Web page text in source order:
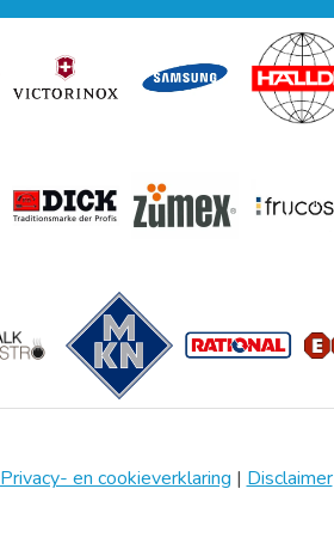
Privacy- en cookieverklaring | Disclaimer